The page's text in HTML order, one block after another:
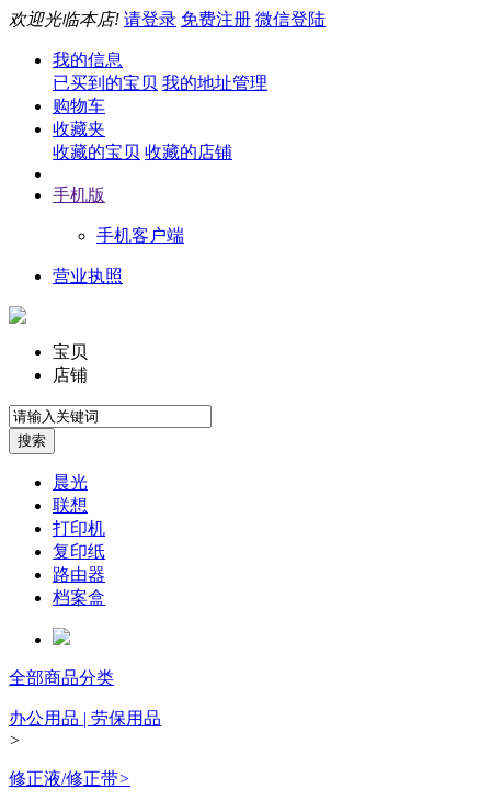
欢迎光临本店! 请登录 免费注册 微信登陆
我的信息
已买到的宝贝 我的地址管理
购物车
收藏夹
收藏的宝贝 收藏的店铺
手机版
手机客户端
营业执照
宝贝
店铺
晨光
联想
打印机
复印纸
路由器
档案盒
全部商品分类
办公用品 | 劳保用品
>
修正液/修正带>